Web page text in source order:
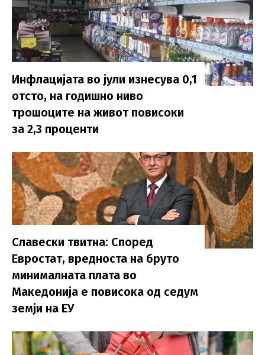
Инфлацијата во јули изнесува 0,1
отсто, на годишно ниво
трошоците на живот повисоки
за 2,3 проценти
Славески твитна: Според
Евростат, вредноста на бруто
минималната плата во
Македонија е повисока од седум
земји на ЕУ